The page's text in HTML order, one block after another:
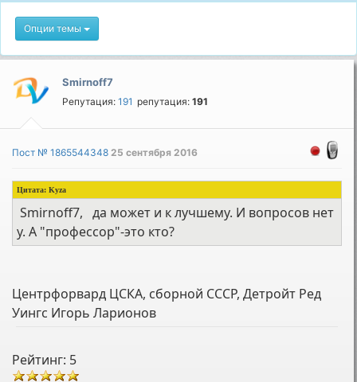
Опции темы
Smirnoff7
Репутация:191 репутация:191
Пост № 186554434825 сентября 2016
Цитата:Kyza
Smirnoff7, да может и к лучшему. И вопросов нет
у. А "профессор"-это кто?
Центрфорвард ЦСКА, сборной СССР, Детройт Ред
Уингс Игорь Ларионов
Рейтинг: 5